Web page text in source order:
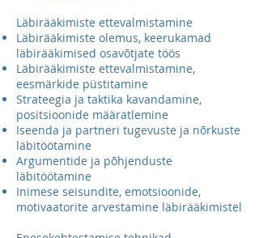
Läbirääkimiste ettevalmistamine
Läbirääkimiste olemus, keerukamad
läbirääkimised osavõtjate töös
Läbirääkimiste ettevalmistamine,
eesmärkide püstitamine
Strateegia ja taktika kavandamine,
positsioonide määratlemine
Iseenda ja partneri tugevuste ja nõrkuste
läbitöötamine
Argumentide ja põhjenduste
läbitöötamine
Inimese seisundite, emotsioonide,
motivaatorite arvestamine läbirääkimistel